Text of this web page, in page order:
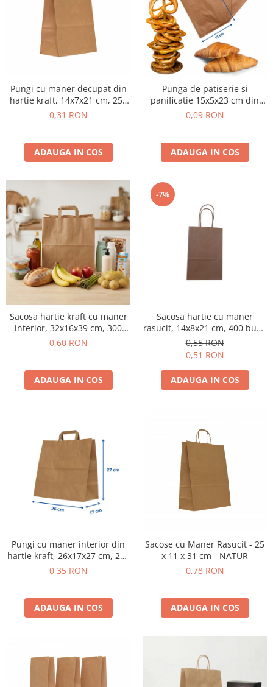
Pungi cu maner decupat din
hartie kraft, 14x7x21 cm, 250
buc.
0,31 RON
ADAUGA IN COS
Punga de patiserie si
panificatie 15x5x23 cm din
hartie
0,09 RON
ADAUGA IN COS
Sacosa hartie kraft cu maner
interior, 32x16x39 cm, 300
buc - NATUR MAT
0,60 RON
ADAUGA IN COS
-7%
Sacosa hartie cu maner
rasucit, 14x8x21 cm, 400 buc -
NATUR
0,55 RON
0,51 RON
ADAUGA IN COS
Pungi cu maner interior din
hartie kraft, 26x17x27 cm, 250
buc.
0,35 RON
ADAUGA IN COS
Sacose cu Maner Rasucit - 25
x 11 x 31 cm - NATUR
0,78 RON
ADAUGA IN COS